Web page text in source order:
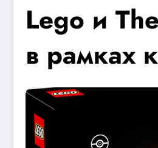
Lego и
в рамках